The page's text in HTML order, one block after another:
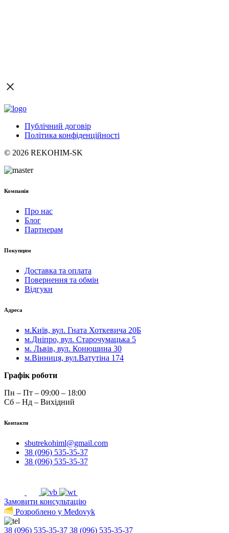
Публічний договір
Політика конфіденційності
© 2026 REKOHIM-SK
Компанія
Про нас
Блог
Партнерам
Покупцям
Доставка та оплата
Повернення та обмін
Відгуки
Адреса
м.Київ, вул. Гната Хоткевича 20Б
м.Дніпро, вул. Старочумацька 5
м. Львів, вул. Конюшина 30
м.Вінниця, вул.Ватутіна 174
Графік роботи
Пн – Пт – 09:00 – 18:00
Сб – Нд – Вихідний
Контакти
sbutrekohiml@gmail.com
38 (096) 535-35-37
38 (096) 535-35-37
Замовити консультацію
Розроблено у Medovyk
38 (096) 535-35-37 38 (096) 535-35-37